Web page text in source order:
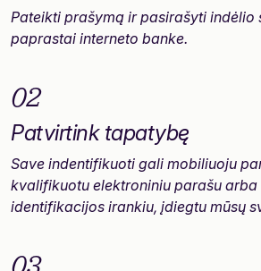
Pateikti prašymą ir pasirašyti indėlio
paprastai interneto banke.
02
Patvirtink tapatybę
Save indentifikuoti gali mobiliuoju
kvalifikuotu elektroniniu parašu arba
identifikacijos irankiu, įdiegtu mūsų